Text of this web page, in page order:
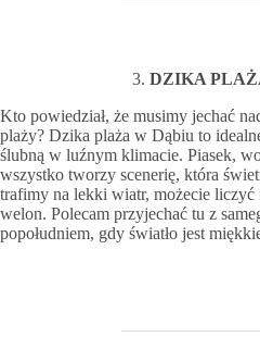
3. DZIKA
Kto powiedział, że musimy jechać
plaży? Dzika plaża w Dąbiu to
ślubną w luźnym klimacie. Piasek,
wszystko tworzy scenerię, która
trafimy na lekki wiatr, możecie liczyć
welon. Polecam przyjechać tu z
popołudniem, gdy światło jest